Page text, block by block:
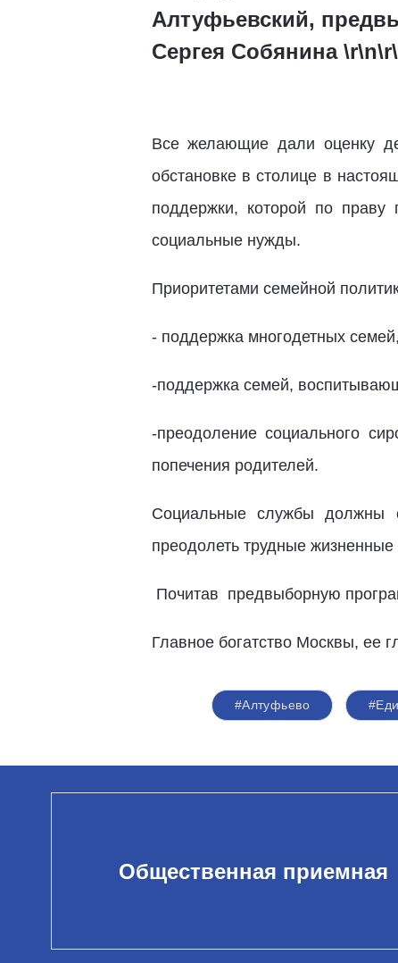
Алтуфьевский,
Сергея Собянина
Все желающие дали оценку
обстановке в столице в
поддержки, которой по праву
социальные нужды.
Приоритетами семейной
- поддержка многодетных
-поддержка семей,
-преодоление социального
попечения родителей.
Социальные службы должны
преодолеть трудные
Почитав предвыборную
Главное богатство Москвы, ее
#Алтуфьево
Общественная приемная